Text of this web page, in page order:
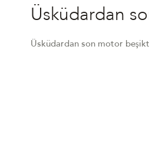
Üsküdardan
Üsküdardan son motor